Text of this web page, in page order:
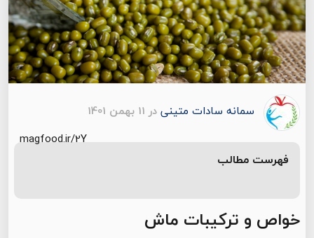
سمانه سادات متینیدر 11 بهمن 1401
magfood.ir/2Y
فهرست مطالب
خواص و ترکیبات ماش